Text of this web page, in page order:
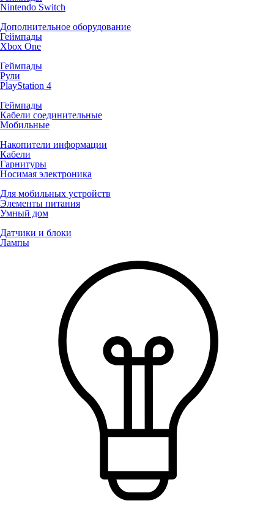
Nintendo Switch
Дополнительное оборудование
Геймпады
Xbox One
Геймпады
Рули
PlayStation 4
Геймпады
Кабели соединительные
Мобильные
Накопители информации
Кабели
Гарнитуры
Носимая электроника
Для мобильных устройств
Элементы питания
Умный дом
Датчики и блоки
Лампы